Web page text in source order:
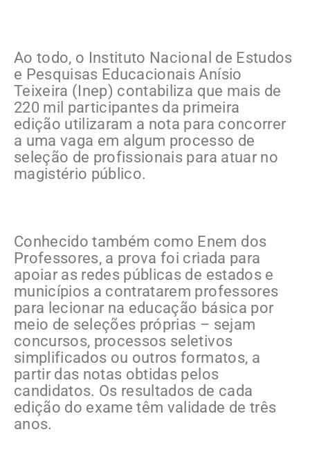
Ao todo, o Instituto Nacional de Estudos
e Pesquisas Educacionais Anísio
Teixeira (Inep) contabiliza que mais de
220 mil participantes da primeira
edição utilizaram a nota para concorrer
a uma vaga em algum processo de
seleção de profissionais para atuar no
magistério público.
Conhecido também como Enem dos
Professores, a prova foi criada para
apoiar as redes públicas de estados e
municípios a contratarem professores
para lecionar na educação básica por
meio de seleções próprias – sejam
concursos, processos seletivos
simplificados ou outros formatos, a
partir das notas obtidas pelos
candidatos. Os resultados de cada
edição do exame têm validade de três
anos.